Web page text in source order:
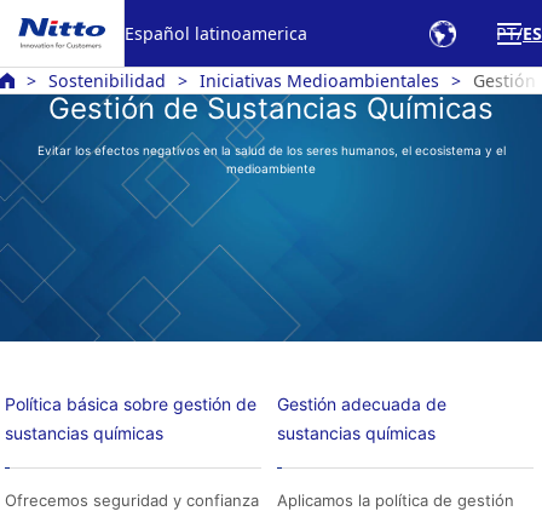
Español latinoamerica PT ES
Sostenibilidad Iniciativas Medioambientales Gestión
Gestión de Sustancias Químicas
Evitar los efectos negativos en la salud de los seres humanos, el ecosistema y el
medioambiente
Política básica sobre gestión de
sustancias químicas
Ofrecemos seguridad y confianza
Gestión adecuada de
sustancias químicas
Aplicamos la política de gestión